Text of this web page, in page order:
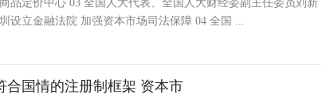
品定价中心 03 全国人大代表、全国人大财经委副主任委员刘新
设立金融法院 加强资本市场司法保障 04 全国 ...
合国情的注册制框架 资本市